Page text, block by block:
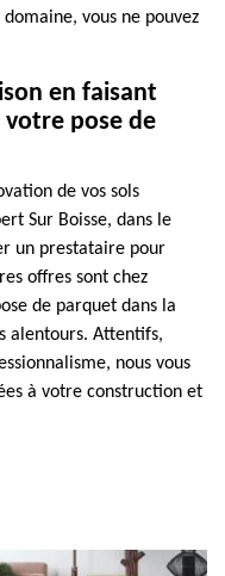
vous ne pouvez
en faisant
votre pose de
de vos sols
Sur Boisse, dans le
un prestataire pour
offres sont chez
de parquet dans la
alentours. Attentifs,
nous vous
à votre construction et